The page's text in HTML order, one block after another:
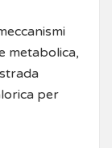
metabolica,
per